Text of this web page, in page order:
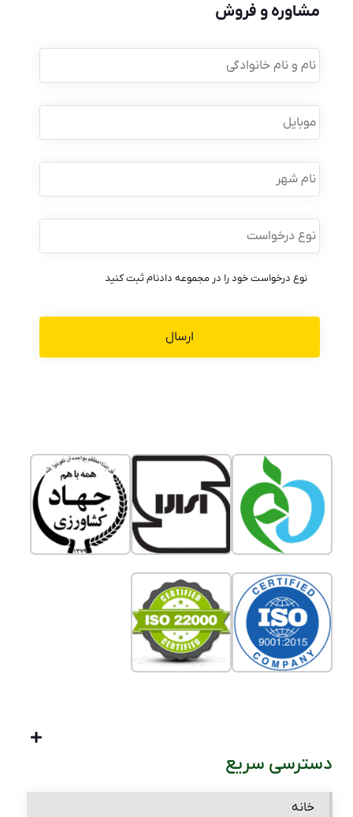
مشاوره و فروش
نام
و
نام
موبایل *
نام
شهر
نوع
درخواست *
نوع درخواست خود را در مجموعه دادنام ثبت کنید
دسترسی سریع
خانه